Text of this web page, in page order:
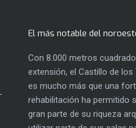
El más notable del
Con 8.000 metros
extensión, el Castillo de los
es mucho más que una
rehabilitación ha permitido
gran parte de su riqueza